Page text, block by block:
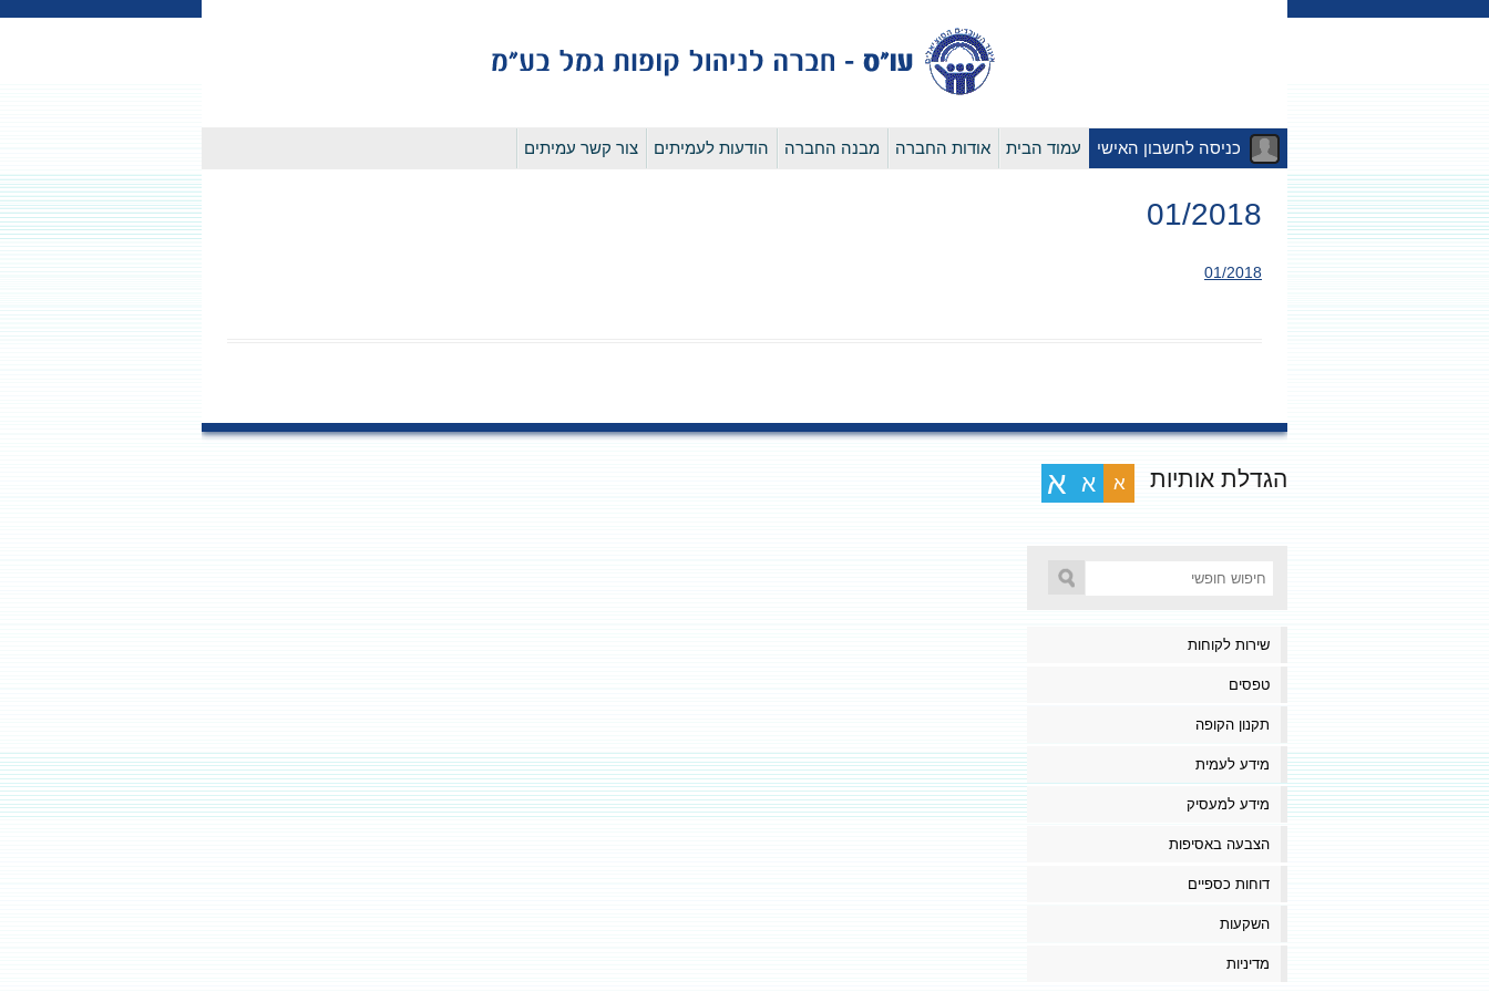
לדלג
כניסה לחשבון האישי עמוד הבית אודות החברה מבנה החברה הודעות לעמיתים צור קשר עמיתים
01/2018
01/2018
הגדלת אותיות א א א
שירות לקוחות
טפסים
תקנון הקופה
מידע לעמית
מידע למעסיק
הצבעה באסיפות
דוחות כספיים
השקעות
מדיניות